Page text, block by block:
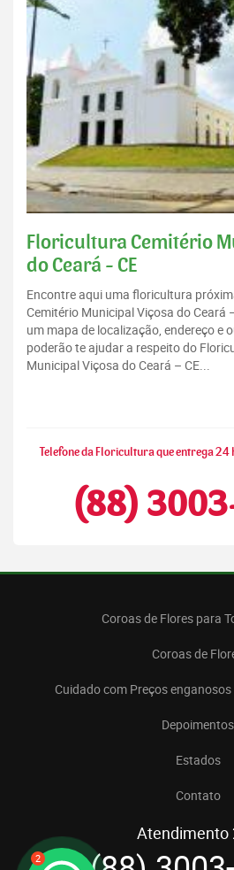
2
Floricultura Cemitério
do Ceará - CE
Encontre aqui uma floricultura
Cemitério Municipal Viçosa do Ceará
um mapa de localização, endereço e
poderão te ajudar a respeito do
Municipal Viçosa do Ceará – CE...
Telefone da Floricultura que entrega 24
(88)
Coroas de Flores para
Coroas de
Cuidado com Preços
Depoimentos
Estados
Contato
Atendimento